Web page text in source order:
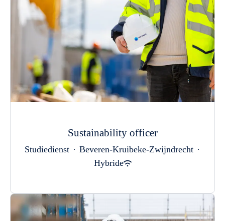
Sustainability officer
Studiedienst · Beveren-Kruibeke-Zwijndrecht ·
Hybride